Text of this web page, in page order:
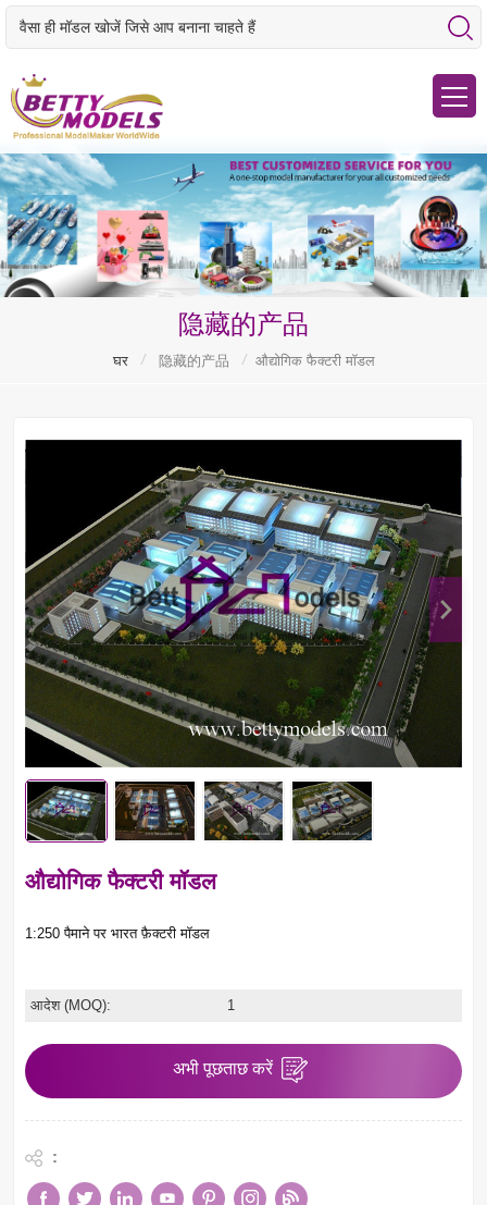
隐藏的产品
घर / 隐藏的产品 / औद्योगिक फैक्टरी मॉडल
औद्योगिक फैक्टरी मॉडल
1:250 पैमाने पर भारत फ़ैक्टरी मॉडल
आदेश (MOQ): 1
अभी पूछताछ करें
: